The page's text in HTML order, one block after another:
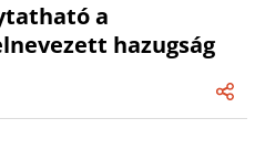
a
hazugság